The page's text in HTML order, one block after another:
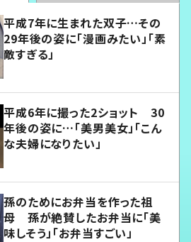
平成7年に生まれた双子…その
29年後の姿に「漫画みたい」「素
敵すぎる」
平成6年に撮った2ショット 30
年後の姿に…「美男美女」「こん
な夫婦になりたい」
孫のためにお弁当を作った祖
母 孫が絶賛したお弁当に「美
味しそう」「お弁当すごい」